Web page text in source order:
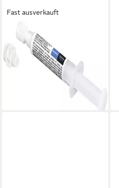
Fast ausverkauft
Duschkorb Grohe
Montagekleber QuickGlue A1,
2,5 ml für
lieferbar - in 3-4 Werktagen bei dir